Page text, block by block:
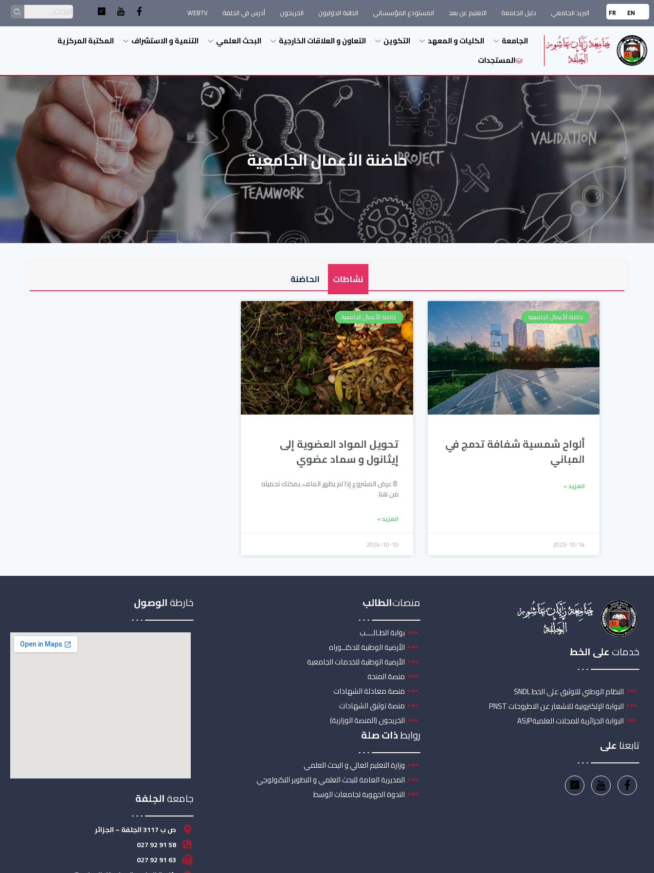
EN
FR البريد الجامعي دليل الجامعة التعليم عن بعد المستودع المؤسساتي الطلبة الدوليون الخريجون أدرس في الجلفة WEBTV
الجامعة الكليات و المعهد التكوين التعاون و العلاقات الخارجية البحث العلمي التنمية و الاستشراف
المكتبة المركزية
المستجدات
حاضنة الأعمال الجامعية
نشاطات الحاضنة
حاضنة الأعمال الجامعية
ألواح شمسية شفافة تدمج في
المباني
المزيد »
2025-10-14
حاضنة الأعمال الجامعية
تحويل المواد العضوية إلى
إيثانول و سماد عضوي
📄عرض المشروع إذا لم يظهر الملف، يمكنك تحميله
من هنا.
المزيد »
2024-10-10
خدماتعلى الخط
النظام الوطني للتوثيق على الخط SNDL
البوابة الإلكترونية للاشعار عن الاطروحات PNST
البوابة الجزائرية للمجلات العلميةASJP
تابعنا على
منصاتالطالب
بوابة الطـالــــب
الأرضية الوطنية للدكتــوراه
الأرضية الوطنية للخدمات الجامعية
منصة المنحة
منصة معادلة الشهادات
منصة توثيق الشهادات
الخريجون (المنصة الوزارية)
روابطذات صلة
وزارة التعليم العالي و البحث العلمي
المديرية العامة للبحث العلمي و التطوير التكنولوجي
الندوة الجهوية لجامعات الوسط
خارطةالوصول
جامعةالجلفة
ص ب 3117 الجلفة – الجزائر
58 91 92 027
63 91 92 027